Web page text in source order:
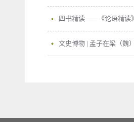
四书精读——《论语精读
文史博物 | 孟子在梁（魏